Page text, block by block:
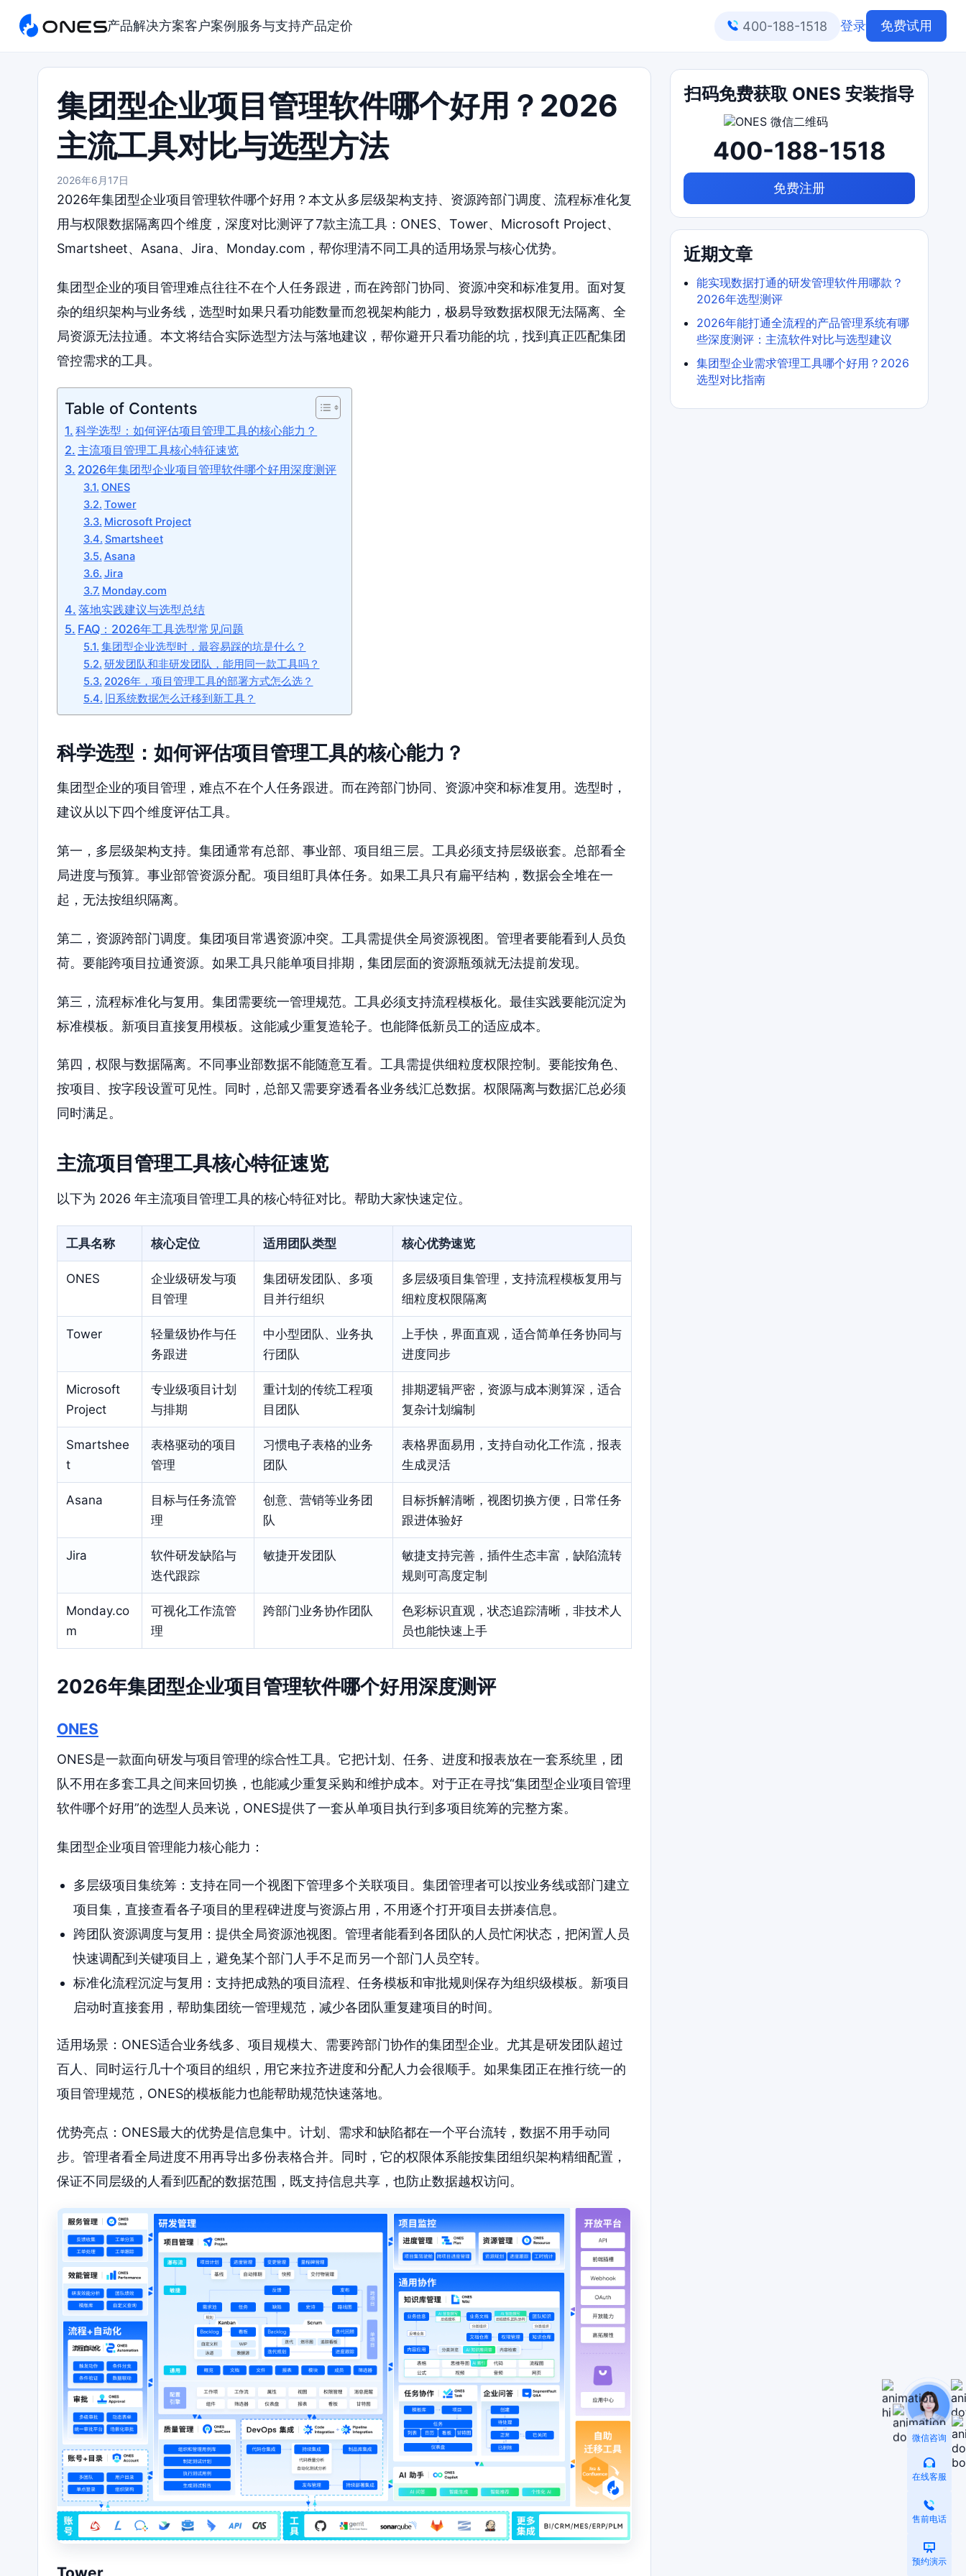
产品解决方案客户案例 服务与支持产品定价 400-188-1518 登录 免费试用
集团型企业项目管理软件哪个好用？2026
主流工具对比与选型方法
2026年6月17日
2026年集团型企业项目管理软件哪个好用？本文从多层级架构支持、资源跨部门调度、流程标准化复
用与权限数据隔离四个维度，深度对比测评了7款主流工具：ONES、Tower、Microsoft Project、
Smartsheet、Asana、Jira、Monday.com，帮你理清不同工具的适用场景与核心优势。
集团型企业的项目管理难点往往不在个人任务跟进，而在跨部门协同、资源冲突和标准复用。面对复
杂的组织架构与业务线，选型时如果只看功能数量而忽视架构能力，极易导致数据权限无法隔离、全
局资源无法拉通。本文将结合实际选型方法与落地建议，帮你避开只看功能的坑，找到真正匹配集团
管控需求的工具。
Table of Contents
科学选型：如何评估项目管理工具的核心能力？
主流项目管理工具核心特征速览
2026年集团型企业项目管理软件哪个好用深度测评
ONES
Tower
Microsoft Project
Smartsheet
Asana
Jira
Monday.com
落地实践建议与选型总结
FAQ：2026年工具选型常见问题
集团型企业选型时，最容易踩的坑是什么？
研发团队和非研发团队，能用同一款工具吗？
2026年，项目管理工具的部署方式怎么选？
旧系统数据怎么迁移到新工具？
科学选型：如何评估项目管理工具的核心能力？
集团型企业的项目管理，难点不在个人任务跟进。而在跨部门协同、资源冲突和标准复用。选型时，
建议从以下四个维度评估工具。
第一，多层级架构支持。集团通常有总部、事业部、项目组三层。工具必须支持层级嵌套。总部看全
局进度与预算。事业部管资源分配。项目组盯具体任务。如果工具只有扁平结构，数据会全堆在一
起，无法按组织隔离。
第二，资源跨部门调度。集团项目常遇资源冲突。工具需提供全局资源视图。管理者要能看到人员负
荷。要能跨项目拉通资源。如果工具只能单项目排期，集团层面的资源瓶颈就无法提前发现。
第三，流程标准化与复用。集团需要统一管理规范。工具必须支持流程模板化。最佳实践要能沉淀为
标准模板。新项目直接复用模板。这能减少重复造轮子。也能降低新员工的适应成本。
第四，权限与数据隔离。不同事业部数据不能随意互看。工具需提供细粒度权限控制。要能按角色、
按项目、按字段设置可见性。同时，总部又需要穿透看各业务线汇总数据。权限隔离与数据汇总必须
同时满足。
主流项目管理工具核心特征速览
以下为 2026 年主流项目管理工具的核心特征对比。帮助大家快速定位。
工具名称 核心定位 适用团队类型 核心优势速览
ONES
企业级研发与项
目管理
集团研发团队、多项
目并行组织
多层级项目集管理，支持流程模板复用与
细粒度权限隔离
Tower
轻量级协作与任
务跟进
中小型团队、业务执
行团队
上手快，界面直观，适合简单任务协同与
进度同步
Microsoft
Project
专业级项目计划
与排期
重计划的传统工程项
目团队
排期逻辑严密，资源与成本测算深，适合
复杂计划编制
Smartshee
t
表格驱动的项目
管理
习惯电子表格的业务
团队
表格界面易用，支持自动化工作流，报表
生成灵活
Asana
目标与任务流管
理
创意、营销等业务团
队
目标拆解清晰，视图切换方便，日常任务
跟进体验好
Jira
软件研发缺陷与
迭代跟踪
敏捷开发团队
敏捷支持完善，插件生态丰富，缺陷流转
规则可高度定制
Monday.co
m
可视化工作流管
理
跨部门业务协作团队
色彩标识直观，状态追踪清晰，非技术人
员也能快速上手
2026年集团型企业项目管理软件哪个好用深度测评
ONES
ONES是一款面向研发与项目管理的综合性工具。它把计划、任务、进度和报表放在一套系统里，团
队不用在多套工具之间来回切换，也能减少重复采购和维护成本。对于正在寻找“集团型企业项目管理
软件哪个好用”的选型人员来说，ONES提供了一套从单项目执行到多项目统筹的完整方案。
集团型企业项目管理能力核心能力：
多层级项目集统筹：支持在同一个视图下管理多个关联项目。集团管理者可以按业务线或部门建立
项目集，直接查看各子项目的里程碑进度与资源占用，不用逐个打开项目去拼凑信息。
跨团队资源调度与复用：提供全局资源池视图。管理者能看到各团队的人员忙闲状态，把闲置人员
快速调配到关键项目上，避免某个部门人手不足而另一个部门人员空转。
标准化流程沉淀与复用：支持把成熟的项目流程、任务模板和审批规则保存为组织级模板。新项目
启动时直接套用，帮助集团统一管理规范，减少各团队重复建项目的时间。
适用场景：ONES适合业务线多、项目规模大、需要跨部门协作的集团型企业。尤其是研发团队超过
百人、同时运行几十个项目的组织，用它来拉齐进度和分配人力会很顺手。如果集团正在推行统一的
项目管理规范，ONES的模板能力也能帮助规范快速落地。
优势亮点：ONES最大的优势是信息集中。计划、需求和缺陷都在一个平台流转，数据不用手动同
步。管理者看全局进度不用再导出多份表格合并。同时，它的权限体系能按集团组织架构精细配置，
保证不同层级的人看到匹配的数据范围，既支持信息共享，也防止数据越权访问。
扫码免费获取 ONES 安装指导
400-188-1518
免费注册
近期文章
能实现数据打通的研发管理软件用哪款？
2026年选型测评
2026年能打通全流程的产品管理系统有哪
些深度测评：主流软件对比与选型建议
集团型企业需求管理工具哪个好用？2026
选型对比指南
微信咨询
在线客服
售前电话
预约演示